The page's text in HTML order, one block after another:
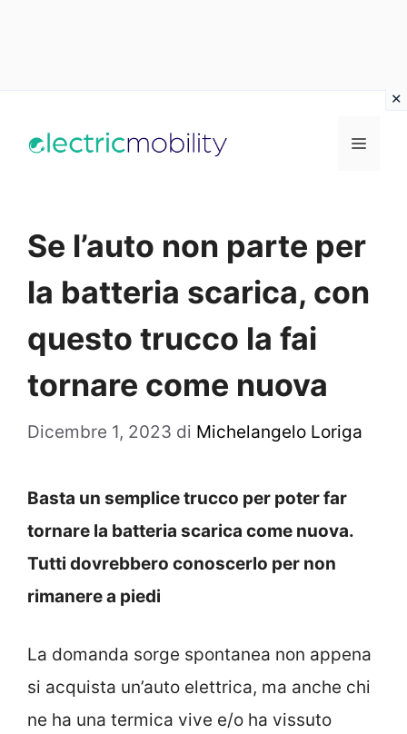
Menu
Se l’auto non parte per
la batteria scarica, con
questo trucco la fai
tornare come nuova
Dicembre 1, 2023 di Michelangelo Loriga
Basta un semplice trucco per poter far
tornare la batteria scarica come nuova.
Tutti dovrebbero conoscerlo per non
rimanere a piedi
La domanda sorge spontanea non appena
si acquista un’auto elettrica, ma anche chi
ne ha una termica vive e/o ha vissuto